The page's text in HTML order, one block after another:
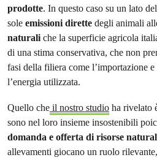
prodotte. In questo caso su un lato
sole emissioni dirette degli animali
naturaliche la superficie agricola
di una stima conservativa, che non
fasi della filiera come l’importazione
l’energia utilizzata.
Quello che il nostro studio ha rivelato
sono nel loro insieme insostenibili
domanda e offerta di risorse
allevamenti giocano un ruolo